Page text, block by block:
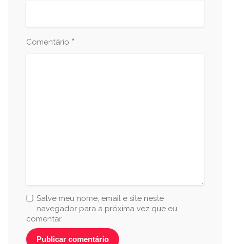
Comentário *
Salve meu nome, email e site neste
navegador para a próxima vez que eu
comentar.